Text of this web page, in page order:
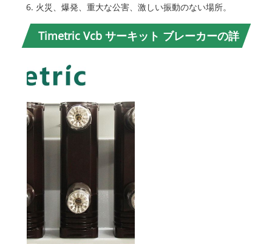
6. 火災、爆発、重大な公害、激しい振動のない場所。
Timetric Vcb サーキット ブレーカーの詳